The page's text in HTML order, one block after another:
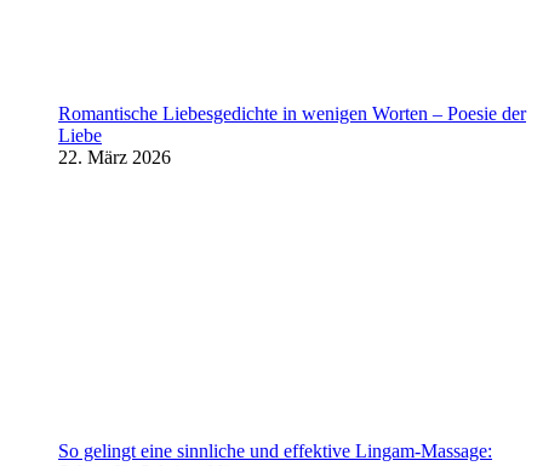
Romantische Liebesgedichte in wenigen Worten – Poesie der
Liebe
22. März 2026
So gelingt eine sinnliche und effektive Lingam-Massage: